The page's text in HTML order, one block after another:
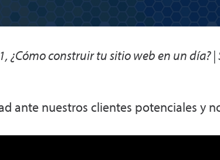
, ¿Cómo construir tu sitio web en un día? |
ante nuestros clientes potenciales y